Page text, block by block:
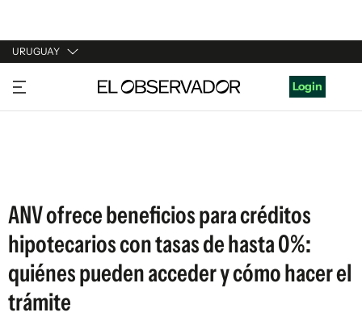
URUGUAY
URUGUAY
ARGENTINA
Login
ANV ofrece beneficios para créditos
hipotecarios con tasas de hasta 0%:
quiénes pueden acceder y cómo hacer el
trámite